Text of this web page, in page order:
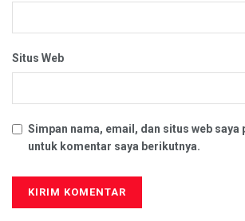
Situs Web
Simpan nama, email, dan situs web saya
untuk komentar saya berikutnya.